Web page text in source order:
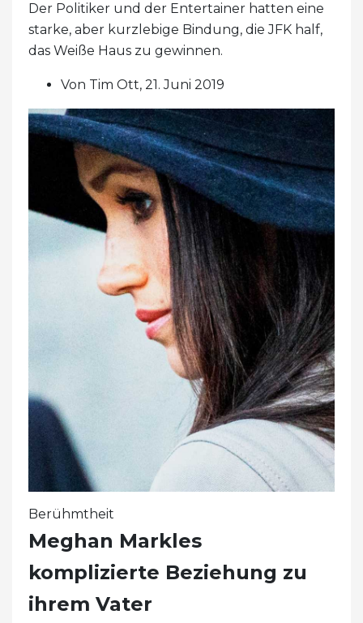
Der Politiker und der Entertainer hatten eine
starke, aber kurzlebige Bindung, die JFK half,
das Weiße Haus zu gewinnen.
Von Tim Ott, 21. Juni 2019
Berühmtheit
Meghan Markles
komplizierte Beziehung zu
ihrem Vater